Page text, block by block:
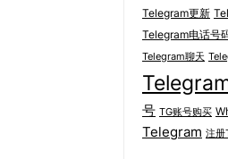
Telegram更新
Telegram电话号
Telegram聊天
号 TG账号购买
Telegram 注册